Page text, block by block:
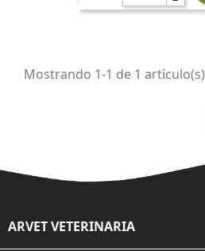
Mostrando 1-1 de 1 artículo(s)
ARVET VETERINARIA